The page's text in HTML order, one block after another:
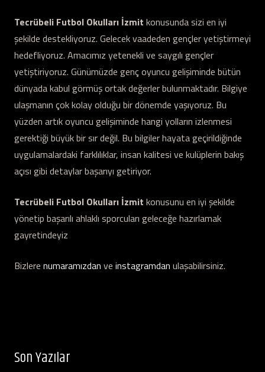
Tecrübeli Futbol Okulları İzmit konusunda sizi en iyi
şekilde destekliyoruz. Gelecek vaadeden gençler yetiştirmeyi
hedefliyoruz. Amacımız yetenekli ve saygılı gençler
yetiştiriyoruz. Günümüzde genç oyuncu gelişiminde bütün
dünyada kabul görmüş ortak değerler bulunmaktadır. Bilgiye
ulaşmanın çok kolay olduğu bir dönemde yaşıyoruz. Bu
yüzden artık oyuncu gelişiminde hangi yolların izlenmesi
gerektiği büyük bir sır değil. Bu bilgiler hayata geçirildiğinde
uygulamalardaki farklılıklar, insan kalitesi ve kulüplerin bakış
açısı gibi detaylar başarıyı getiriyor.
Tecrübeli Futbol Okulları İzmit konusunu en iyi şekilde
yönetip başarılı ahlaklı sporcuları geleceğe hazırlamak
gayretindeyiz
Bizlere numaramızdan ve instagramdan ulaşabilirsiniz.
Son Yazılar